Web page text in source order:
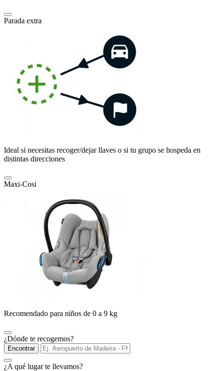
Parada extra
Ideal si necesitas recoger/dejar llaves o si tu grupo se hospeda en
distintas direcciones
Maxi-Cosi
Recomendado para niños de 0 a 9 kg
¿Dónde te recogemos?
Encontrar
¿A qué lugar te llevamos?